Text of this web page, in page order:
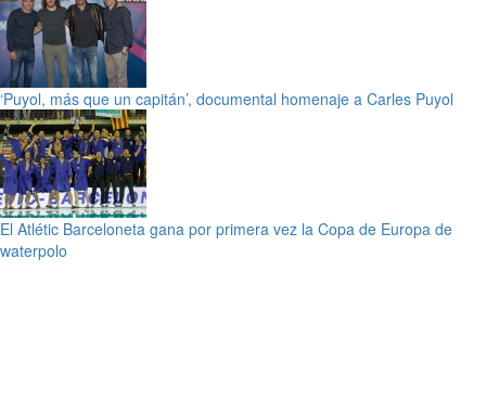
‘Puyol, más que un capitán’, documental homenaje a Carles Puyol
El Atlétic Barceloneta gana por primera vez la Copa de Europa de
waterpolo